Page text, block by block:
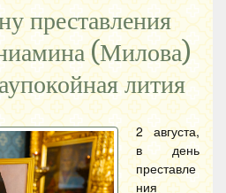
преставления
(Милова)
лития
2 августа,
в день
преставле
ния